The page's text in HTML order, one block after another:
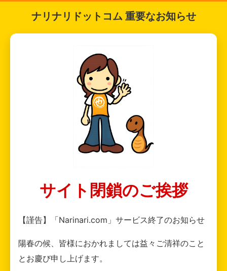
ナリナリドットコム 重要なお知らせ
サイト閉鎖のご挨拶
【謹告】「Narinari.com」サービス終了のお知らせ
陽春の候、皆様におかれましては益々ご清祥のこと
とお慶び申し上げます。